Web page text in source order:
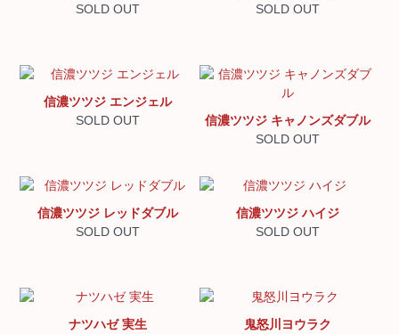
SOLD OUT
SOLD OUT
信濃ツツジ エンジェル
SOLD OUT
信濃ツツジ キャノンズダブル
SOLD OUT
信濃ツツジ レッドダブル
SOLD OUT
信濃ツツジ ハイジ
SOLD OUT
ナツハゼ 実生
鬼怒川ヨウラク